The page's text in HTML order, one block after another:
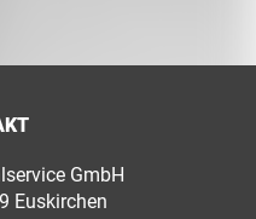
GmbH
Euskirchen